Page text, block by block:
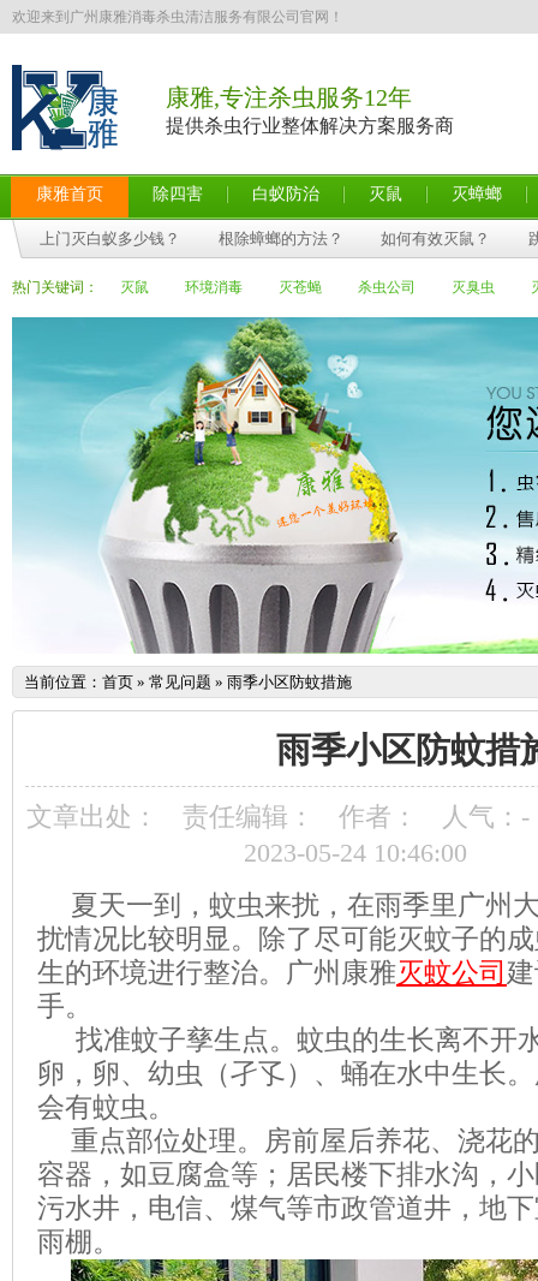
欢迎来到广州康雅消毒杀虫清洁服务有限公司官网！
康雅,专注杀虫服务12年
提供杀虫行业整体解决方案服务商
康雅首页 除四害 白蚁防治 灭鼠 灭蟑螂
上门灭白蚁多少钱？ 根除蟑螂的方法？ 如何有效灭鼠？
热门关键词： 灭鼠 环境消毒 灭苍蝇 杀虫公司 灭臭虫
当前位置： 首页 » 常见问题 » 雨季小区防蚊措施
雨季小区防蚊措
文章出处： 责任编辑： 作者： 人气： -
2023-05-24 10:46:00
夏天一到，蚊虫来扰，在雨季里广州
扰情况比较明显。除了尽可能灭蚊子的
生的环境进行整治。广州康雅灭蚊公司
手。
找准蚊子孳生点。蚊虫的生长离不开
卵，卵、幼虫（孑孓）、蛹在水中生长
会有蚊虫。
重点部位处理。房前屋后养花、浇花
容器，如豆腐盒等；居民楼下排水沟，
污水井，电信、煤气等市政管道井，地
雨棚。